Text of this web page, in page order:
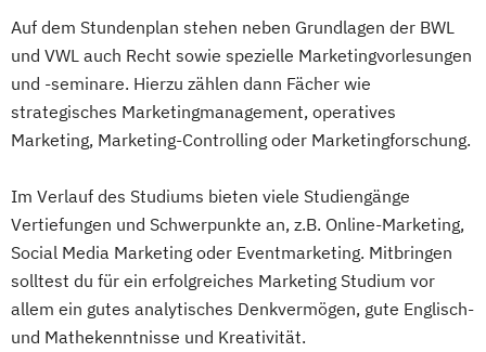
Auf dem Stundenplan stehen neben Grundlagen der BWL
und VWL auch Recht sowie spezielle Marketingvorlesungen
und -seminare. Hierzu zählen dann Fächer wie
strategisches Marketingmanagement, operatives
Marketing, Marketing-Controlling oder Marketingforschung.
Im Verlauf des Studiums bieten viele Studiengänge
Vertiefungen und Schwerpunkte an, z.B. Online-Marketing,
Social Media Marketing oder Eventmarketing. Mitbringen
solltest du für ein erfolgreiches Marketing Studium vor
allem ein gutes analytisches Denkvermögen, gute Englisch-
und Mathekenntnisse und Kreativität.